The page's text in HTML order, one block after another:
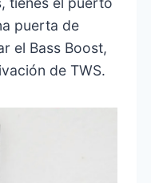
puerta de
el Bass Boost,
de TWS.